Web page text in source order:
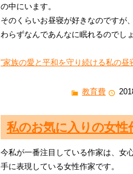
の中にいます。
そのくらいお昼寝が好きなのですが
わらずなんであんなに眠れるのでし
“家族の愛と平和を守り続ける私の昼
教育費
私のお気に入りの女性
今私が一番注目している作家は、女
手に表現している女性作家です。